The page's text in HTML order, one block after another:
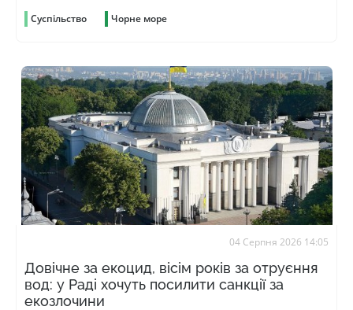
Суспільство Чорне море
04 Серпня 2026 14:05
Довічне за екоцид, вісім років за отруєння
вод: у Раді хочуть посилити санкції за
екозлочини